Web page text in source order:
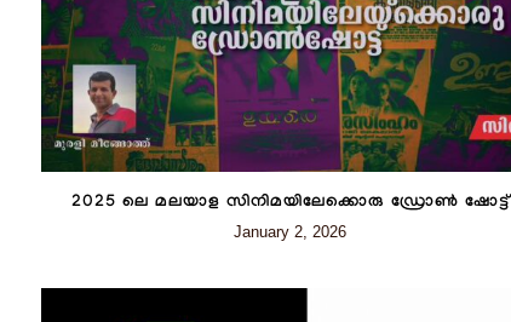
2025 ലെ മലയാള സിനിമയിലേക്കൊരു ഡ്രോൺ ഷോട്ട്
January 2, 2026